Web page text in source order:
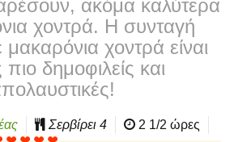
ακόμα καλύτερα
χοντρά. Η συνταγή
μακαρόνια χοντρά είναι
πιο δημοφιλείς και
Σερβίρει 4
2 1/2 ώρες